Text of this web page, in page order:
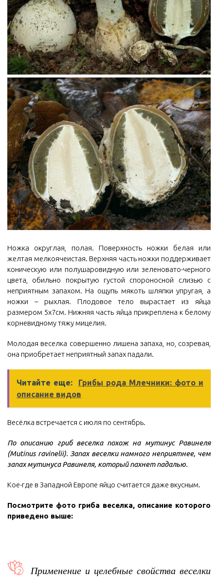
Ножка округлая, полая. Поверхность ножки белая или
желтая мелкоячеистая. Верхняя часть ножки поддерживает
коническую или полушаровидную или зеленовато-черного
цвета, обильно покрытую густой спороносной слизью с
неприятным запахом. На ощупь мякоть шляпки упругая, а
ножки – рыхлая. Плодовое тело вырастает из яйца
размером 5x7см. Нижняя часть яйца прикреплена к белому
корневидному тяжу мицелия.
Молодая веселка совершенно лишена запаха, но, созревая,
она приобретает неприятный запах падали.
Читайте еще:
Грибы рода Млечники: фото и
описание видов
Весёлка встречается с июля по сентябрь.
По описанию гриб веселка похож на мутинус Равинеля
(Mutinus ravinelii). Запах веселки намного неприятнее, чем
запах мутинуса Равинеля, который пахнет падалью.
Кое-где в Западной Европе яйцо считается даже вкусным.
Посмотрите фото гриба веселка, описание которого
приведено выше:
Применение и целебные свойства веселки